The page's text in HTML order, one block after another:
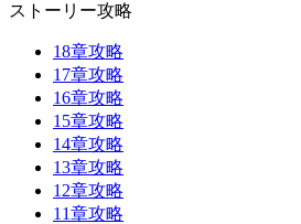
ストーリー攻略
18章攻略
17章攻略
16章攻略
15章攻略
14章攻略
13章攻略
12章攻略
11章攻略